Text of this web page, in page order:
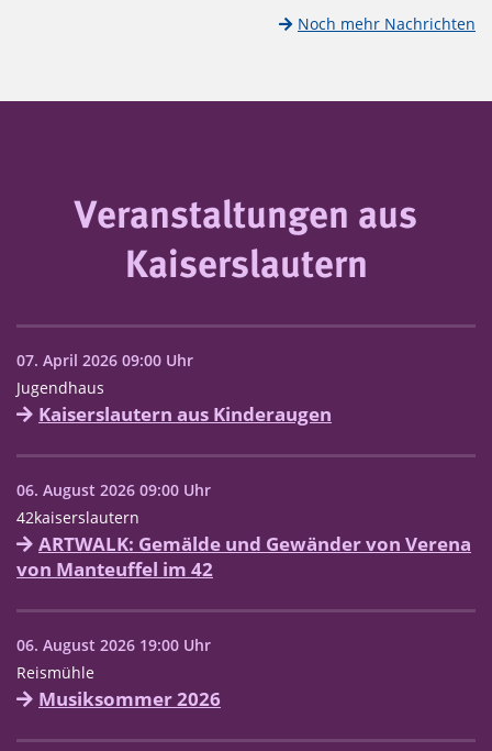
Noch mehr Nachrichten
Veranstaltungen aus
Kaiserslautern
07. April 2026 09:00 Uhr
Jugendhaus
Kaiserslautern aus Kinderaugen
06. August 2026 09:00 Uhr
42kaiserslautern
ARTWALK: Gemälde und Gewänder von Verena
von Manteuffel im 42
06. August 2026 19:00 Uhr
Reismühle
Musiksommer 2026